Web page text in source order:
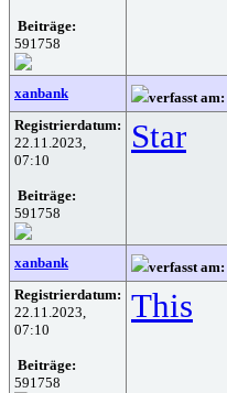
Beiträge:
591758
xanbank verfasst am:
Registrierdatum:
22.11.2023,
07:10
Beiträge:
591758
Star
xanbank verfasst am:
Registrierdatum:
22.11.2023,
07:10
Beiträge:
591758
This